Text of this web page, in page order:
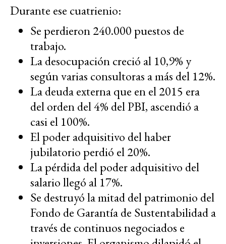
Durante ese cuatrienio:
Se perdieron 240.000 puestos de
trabajo.
La desocupación creció al 10,9% y
según varias consultoras a más del 12%.
La deuda externa que en el 2015 era
del orden del 4% del PBI, ascendió a
casi el 100%.
El poder adquisitivo del haber
jubilatorio perdió el 20%.
La pérdida del poder adquisitivo del
salario llegó al 17%.
Se destruyó la mitad del patrimonio del
Fondo de Garantía de Sustentabilidad a
través de continuos negociados e